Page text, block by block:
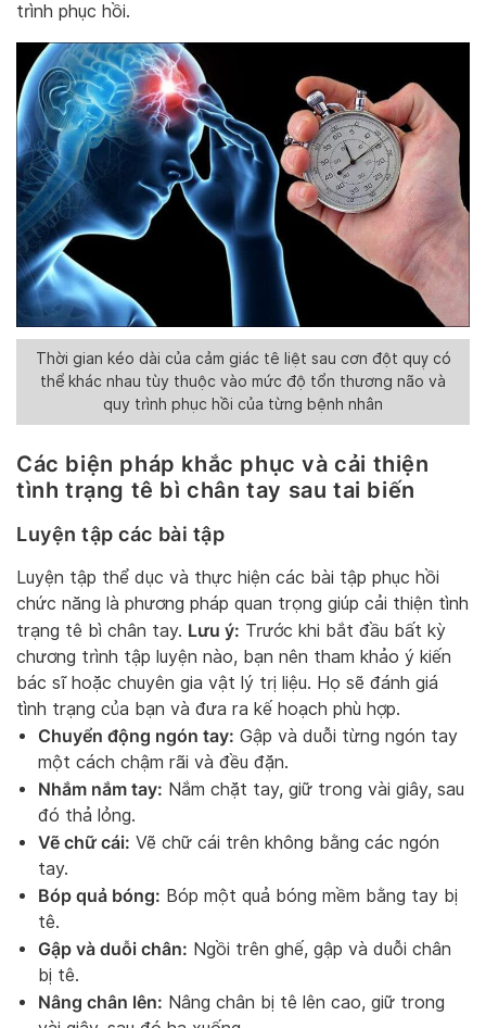
trình phục hồi.
Thời gian kéo dài của cảm giác tê liệt sau cơn đột quỵ có
thể khác nhau tùy thuộc vào mức độ tổn thương não và
quy trình phục hồi của từng bệnh nhân
Các biện pháp khắc phục và cải thiện
tình trạng tê bì chân tay sau tai biến
Luyện tập các bài tập
Luyện tập thể dục và thực hiện các bài tập phục hồi
chức năng là phương pháp quan trọng giúp cải thiện tình
trạng tê bì chân tay. Lưu ý: Trước khi bắt đầu bất kỳ
chương trình tập luyện nào, bạn nên tham khảo ý kiến
bác sĩ hoặc chuyên gia vật lý trị liệu. Họ sẽ đánh giá
tình trạng của bạn và đưa ra kế hoạch phù hợp.
Chuyển động ngón tay: Gập và duỗi từng ngón tay
một cách chậm rãi và đều đặn.
Nhắm nắm tay: Nắm chặt tay, giữ trong vài giây, sau
đó thả lỏng.
Vẽ chữ cái: Vẽ chữ cái trên không bằng các ngón
tay.
Bóp quả bóng: Bóp một quả bóng mềm bằng tay bị
tê.
Gập và duỗi chân: Ngồi trên ghế, gập và duỗi chân
bị tê.
Nâng chân lên: Nâng chân bị tê lên cao, giữ trong